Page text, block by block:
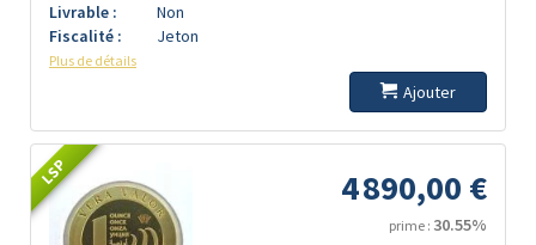
Livrable :
Non
Fiscalité :
Jeton
Plus de détails
Ajouter
LSP 4 890,00 €
prime : 30.55%